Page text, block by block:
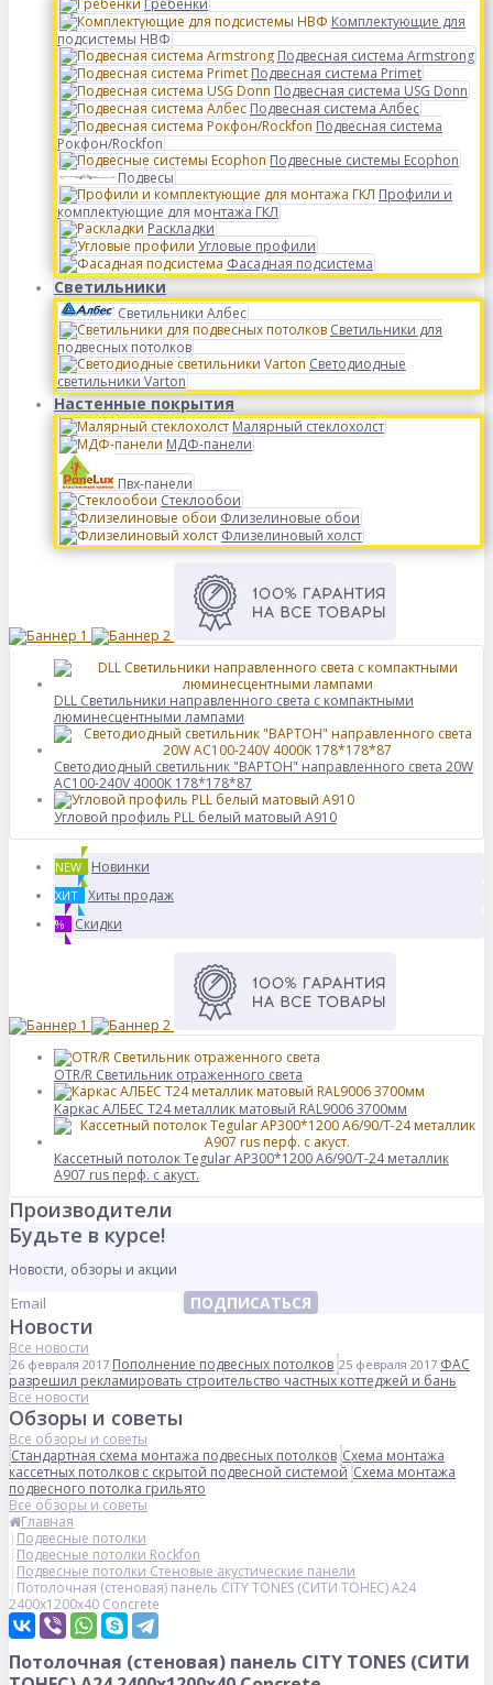
Гребенки
Комплектующие для
подсистемы НВФ
Подвесная система Armstrong
Подвесная система Primet
Подвесная система USG Donn
Подвесная система Албес
Подвесная система
Рокфон/Rockfon
Подвесные системы Ecophon
Подвесы
Профили и
комплектующие для монтажа ГКЛ
Раскладки
Угловые профили
Фасадная подсистема
Светильники
Светильники Албес
Светильники для
подвесных потолков
Светодиодные
светильники Varton
Настенные покрытия
Малярный стеклохолст
МДФ-панели
Пвх-панели
Стеклообои
Флизелиновые обои
Флизелиновый холст
DLL Светильники направленного света с компактными
люминесцентными лампами
Светодиодный светильник "ВАРТОН" направленного света 20W
AC100-240V 4000K 178*178*87
Угловой профиль PLL белый матовый А910
NEW Новинки
ХИТ Хиты продаж
% Скидки
OTR/R Светильник отраженного света
Каркас АЛБЕС Т24 металлик матовый RAL9006 3700мм
Кассетный потолок Tegular AP300*1200 A6/90/Т-24 металлик
А907 rus перф. с акуст.
Производители
Будьте в курсе!
Новости, обзоры и акции
ПОДПИСАТЬСЯ
Новости
Все новости
26 февраля 2017 Пополнение подвесных потолков 25 февраля 2017 ФАС
разрешил рекламировать строительство частных коттеджей и бань
Все новости
Обзоры и советы
Все обзоры и советы
Стандартная схема монтажа подвесных потолков Схема монтажа
кассетных потолков с скрытой подвесной системой Схема монтажа
подвесного потолка грильято
Все обзоры и советы
Главная
Подвесные потолки
Подвесные потолки Rockfon
Подвесные потолки Стеновые акустические панели
Потолочная (стеновая) панель CITY TONES (CИТИ ТОНЕС) A24
2400x1200x40 Concrete
Потолочная (стеновая) панель CITY TONES (CИТИ